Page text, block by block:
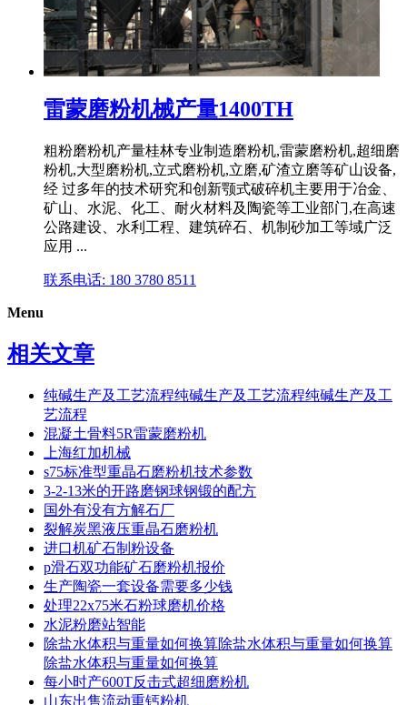
雷蒙磨粉机械产量1400TH
粗粉磨粉机产量桂林专业制造磨粉机,雷蒙磨粉机,超细磨
粉机,大型磨粉机,立式磨粉机,立磨,矿渣立磨等矿山设备,
经 过多年的技术研究和创新颚式破碎机主要用于冶金、
矿山、水泥、化工、耐火材料及陶瓷等工业部门,在高速
公路建设、水利工程、建筑碎石、机制砂加工等域广泛
应用 ...
联系电话: 180 3780 8511
Menu
相关文章
纯碱生产及工艺流程纯碱生产及工艺流程纯碱生产及工
艺流程
混凝土骨料5R雷蒙磨粉机
上海红加机械
s75标准型重晶石磨粉机技术参数
3-2-13米的开路磨钢球钢锻的配方
国外有没有方解石厂
裂解炭黑液压重晶石磨粉机
进口机矿石制粉设备
p滑石双功能矿石磨粉机报价
生产陶瓷一套设备需要多少钱
处理22x75米石粉球磨机价格
水泥粉磨站智能
除盐水体积与重量如何换算除盐水体积与重量如何换算
除盐水体积与重量如何换算
每小时产600T反击式超细磨粉机
山东出售流动重钙粉机